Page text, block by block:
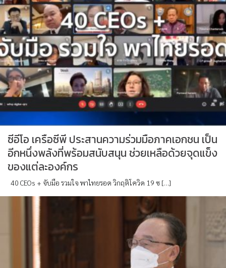
ซีอีโอ เครือซีพี ประสานความร่วมมือภาคเอกชน เป็น
อีกหนึ่งพลังที่พร้อมสนับสนุน ช่วยเหลือด้วยจุดแข็ง
ของแต่ละองค์กร
40 CEOs + จับมือ รวมใจ พาไทยรอด วิกฤติโควิด 19 ซ […]